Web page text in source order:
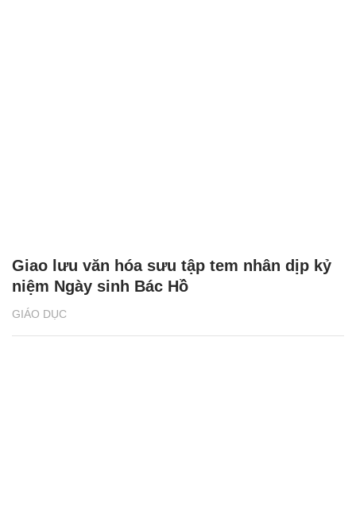
GIÁO DỤC
Giao lưu văn hóa sưu tập tem nhân dịp kỷ
niệm Ngày sinh Bác Hồ